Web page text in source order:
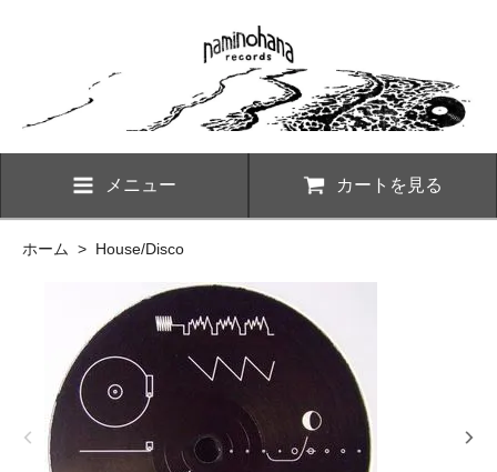
メニュー カートを見る
ホーム > House/Disco